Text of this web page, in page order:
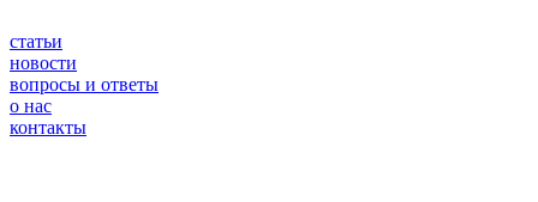
статьи
новости
вопросы и ответы
о нас
контакты